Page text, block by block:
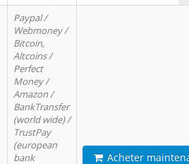
Paypal /
Webmoney /
Bitcoin,
Altcoins /
Perfect
Money /
Amazon /
BankTransfer
(world wide) /
TrustPay
(european
bank
Acheter